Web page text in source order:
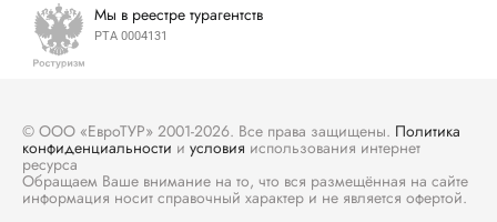
Мы в реестре турагентств
РТА 0004131
© ООО «ЕвроТУР» 2001-2026. Все права защищены. Политика
конфиденциальности и условия использования интернет
ресурса
Обращаем Ваше внимание на то, что вся размещённая на сайте
информация носит справочный характер и не является офертой.